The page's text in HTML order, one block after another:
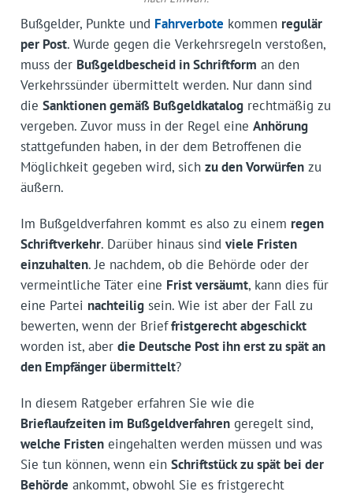
Bußgelder, Punkte und Fahrverbote kommen regulär
per Post. Wurde gegen die Verkehrsregeln verstoßen,
muss der Bußgeldbescheid in Schriftform an den
Verkehrssünder übermittelt werden. Nur dann sind
die Sanktionen gemäß Bußgeldkatalogrechtmäßig zu
vergeben. Zuvor muss in der Regel eine Anhörung
stattgefunden haben, in der dem Betroffenen die
Möglichkeit gegeben wird, sich zu den Vorwürfenzu
äußern.
Im Bußgeldverfahren kommt es also zu einem regen
Schriftverkehr. Darüber hinaus sind viele Fristen
einzuhalten. Je nachdem, ob die Behörde oder der
vermeintliche Täter eine Frist versäumt, kann dies für
eine Partei nachteiligsein. Wie ist aber der Fall zu
bewerten, wenn der Brieffristgerecht abgeschickt
worden ist, aber die Deutsche Post ihn erst zu spät an
den Empfänger übermittelt?
In diesem Ratgeber erfahren Sie wie die
Brieflaufzeiten im Bußgeldverfahrengeregelt sind,
welche Fristeneingehalten werden müssen und was
Sie tun können, wenn ein Schriftstück zu spät bei der
Behörde ankommt, obwohl Sie es fristgerecht